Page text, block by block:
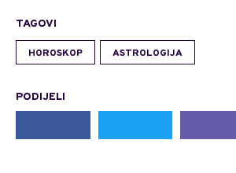
TAGOVI
HOROSKOP ASTROLOGIJA
PODIJELI